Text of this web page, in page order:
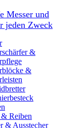
Messer und
jeden Zweck
&
&
Reiben
& Ausstecher